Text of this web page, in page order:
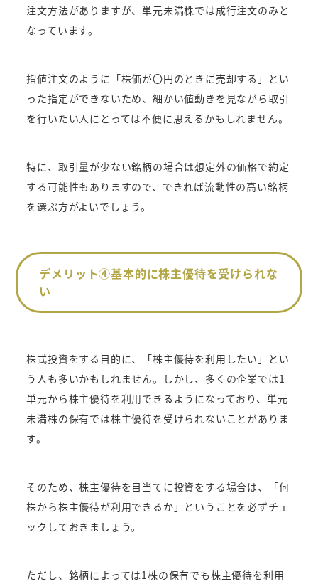
注文方法がありますが、単元未満株では成行注文のみと
なっています。
指値注文のように「株価が〇円のときに売却する」とい
った指定ができないため、細かい値動きを見ながら取引
を行いたい人にとっては不便に思えるかもしれません。
特に、取引量が少ない銘柄の場合は想定外の価格で約定
する可能性もありますので、できれば流動性の高い銘柄
を選ぶ方がよいでしょう。
デメリット④基本的に株主優待を受けられな
い
株式投資をする目的に、「株主優待を利用したい」とい
う人も多いかもしれません。しかし、多くの企業では1
単元から株主優待を利用できるようになっており、単元
未満株の保有では株主優待を受けられないことがありま
す。
そのため、株主優待を目当てに投資をする場合は、「何
株から株主優待が利用できるか」ということを必ずチェ
ックしておきましょう。
ただし、銘柄によっては1株の保有でも株主優待を利用